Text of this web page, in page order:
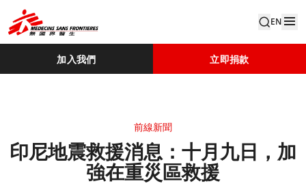
EN
加入我們 立即捐款
前線新聞
印尼地震救援消息：十月九日，加
強在重災區救援